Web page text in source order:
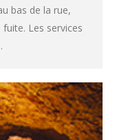
bas de la rue,
Les services